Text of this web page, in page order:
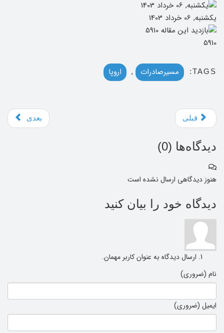
یکشنبه, 06 خرداد 1403
5910
TAGS: مسیرصادرات , اروپا
قبلی بعدی
دیدگاه‌ها (0
)
هنوز دیدگاهی ارسال نشده است
دیدگاه خود را بیان کنید
ارسال دیدگاه به عنوان کاربر مهمان.
نام (ضروری)
ایمیل (ضروری)